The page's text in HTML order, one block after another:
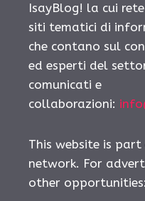
IsayBlog! la cui
siti tematici di
che contano sul
ed esperti del
comunicati e
collaborazioni:
This website is
network. For
other opportunities: